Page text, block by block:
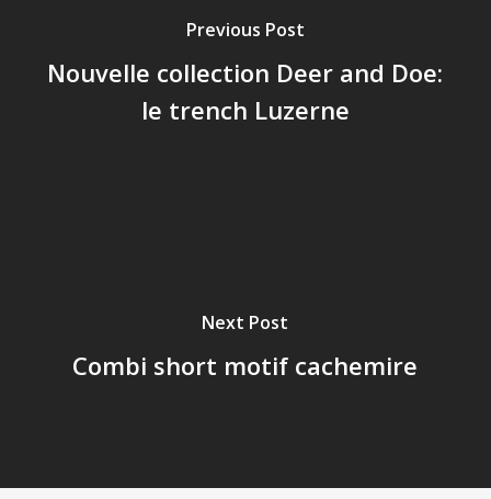
Previous Post
Nouvelle collection Deer and Doe:
le trench Luzerne
Next Post
Combi short motif cachemire